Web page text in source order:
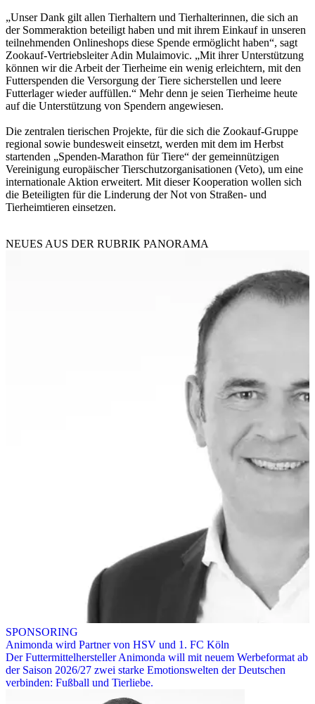
„Unser Dank gilt allen Tierhaltern und Tierhalterinnen, die sich an
der Sommeraktion beteiligt haben und mit ihrem Einkauf in unseren
teilnehmenden Onlineshops diese Spende ermöglicht haben“, sagt
Zookauf-Vertriebsleiter Adin Mulaimovic. „Mit ihrer Unterstützung
können wir die Arbeit der Tierheime ein wenig erleichtern, mit den
Futterspenden die Versorgung der Tiere sicherstellen und leere
Futterlager wieder auffüllen.“ Mehr denn je seien Tierheime heute
auf die Unterstützung von Spendern angewiesen.
Die zentralen tierischen Projekte, für die sich die Zookauf-Gruppe
regional sowie bundesweit einsetzt, werden mit dem im Herbst
startenden „Spenden-Marathon für Tiere“ der gemeinnützigen
Vereinigung europäischer Tierschutzorganisationen (Veto), um eine
internationale Aktion erweitert. Mit dieser Kooperation wollen sich
die Beteiligten für die Linderung der Not von Straßen- und
Tierheimtieren einsetzen.
NEUES AUS DER RUBRIK PANORAMA
SPONSORING
Animonda wird Partner von HSV und 1. FC Köln
Der Futtermittelhersteller Animonda will mit neuem Werbeformat ab
der Saison 2026/27 zwei starke Emotionswelten der Deutschen
verbinden: Fußball und Tierliebe.